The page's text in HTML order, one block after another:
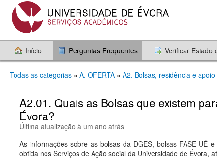
Início Perguntas Frequentes Verificar Estado
Todas as categorias » A. OFERTA » A2. Bolsas, residência e
A2.01. Quais as Bolsas que existem
Évora?
Última atualização à um ano atrás
As informações sobre as bolsas da DGES, bolsas FASE-UÉ
obtida nos Serviços de Ação social da Universidade de Évora,